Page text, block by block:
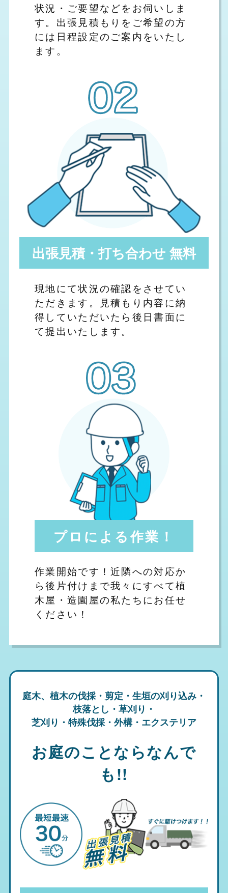
状況・ご要望などをお伺いしま
す。出張見積もりをご希望の方
には日程設定のご案内をいたし
ます。
出張見積・打ち合わせ 無料
現地にて状況の確認をさせてい
ただきます。見積もり内容に納
得していただいたら後日書面に
て提出いたします。
プロによる作業！
作業開始です！近隣への対応か
ら後片付けまで我々にすべて植
木屋・造園屋の私たちにお任せ
ください！
庭木、植木の伐採・剪定・生垣の刈り込み・
枝落とし・草刈り・
芝刈り・特殊伐採・外構・エクステリア
お庭のことならなんで
も!!